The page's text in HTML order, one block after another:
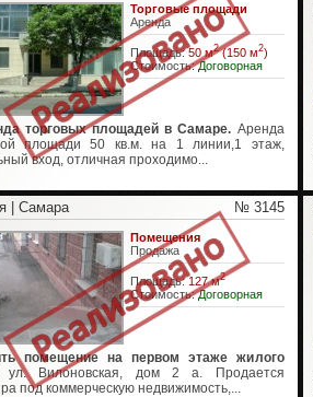
Торговые площади
Аренда
Площадь:50 м2(150 м2)
Стоимость: Договорная
торговых площадей в Самаре. Аренда
площади 50 кв.м. на 1 линии,1 этаж,
вход, отличная проходимо...
| Самара № 3145
Помещения
Продажа
Площадь:127 м2
Стоимость: Договорная
помещение на первом этаже жилого
Вилоновская, дом 2 а. Продается
под коммерческую недвижимость,...